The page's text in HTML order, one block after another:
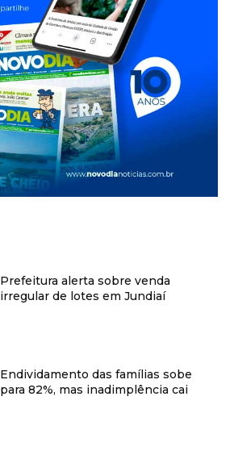
Prefeitura alerta sobre venda
irregular de lotes em Jundiaí
Endividamento das famílias sobe
para 82%, mas inadimplência cai